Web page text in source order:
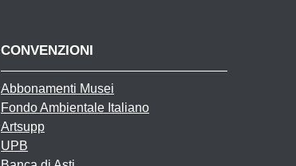
CONVENZIONI
Abbonamenti Musei
Fondo Ambientale Italiano
Artsupp
UPB